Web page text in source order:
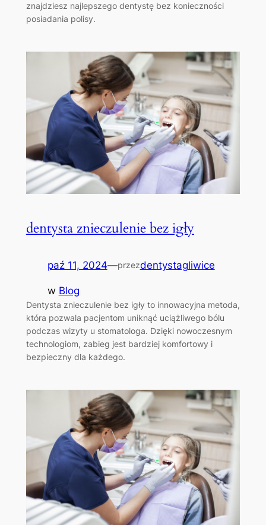
znajdziesz najlepszego dentystę bez konieczności
posiadania polisy.
dentysta znieczulenie bez igły
paź 11, 2024—przezdentystagliwice
w Blog
Dentysta znieczulenie bez igły to innowacyjna metoda,
która pozwala pacjentom uniknąć uciążliwego bólu
podczas wizyty u stomatologa. Dzięki nowoczesnym
technologiom, zabieg jest bardziej komfortowy i
bezpieczny dla każdego.